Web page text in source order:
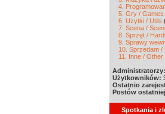
4.
5. Gry / Games
6. Użytki / Utils
7. Scena /
8. Sprzęt /
9. Sprawy
10. Sprzedam /
11. Inne / Other
Administratorzy:
Użytkowników:
Ostatnio
Postów
Spotkania i